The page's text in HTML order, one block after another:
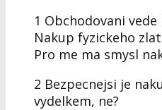
1 Obchodovani
Nakup fyzickeho
Pro me ma smysl
2 Bezpecnejsi je
vydelkem, ne?